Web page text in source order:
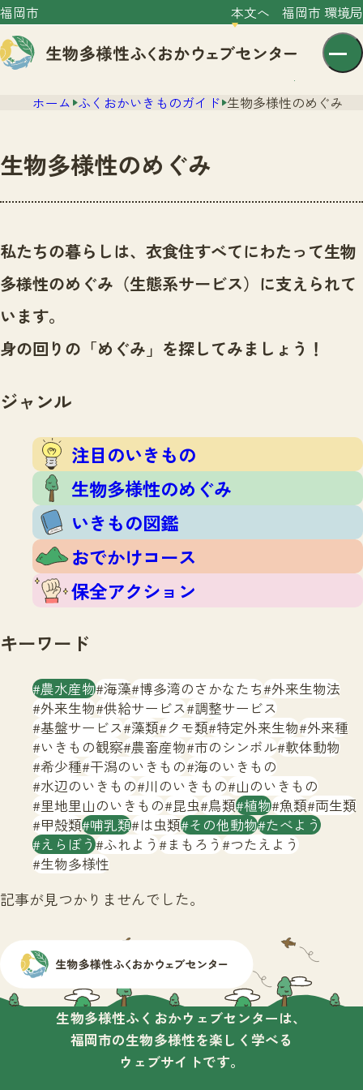
福岡市 本文へ 福岡市 環境局
センター紹介
センター紹介TOP
サイトポリシー
ニュース
いきものガイド
いきものガイドTOP
生物多様性のめぐみ
おでかけコース
保全アクション
イベント
調査レポート
調査レポートTOP
調査結果
ふくおかいきものマップ
マッチング
マッチングTOP
掲載申し込みフォーム
お問合せ
生物多様性ふくおかウェブセンターとは
サイトマップ
ホーム ふくおかいきものガイド 生物多様性のめぐみ
生物多様性のめぐみ
私たちの暮らしは、衣食住すべてにわたって生物
多様性のめぐみ（生態系サービス）に支えられて
います。
身の回りの「めぐみ」を探してみましょう！
ジャンル
注目のいきもの
生物多様性のめぐみ
いきもの図鑑
おでかけコース
保全アクション
キーワード
農水産物 海藻 博多湾のさかなたち 外来生物法
外来生物 供給サービス 調整サービス
基盤サービス 藻類 クモ類 特定外来生物 外来種
いきもの観察 農畜産物 市のシンボル 軟体動物
希少種 干潟のいきもの 海のいきもの
水辺のいきもの 川のいきもの 山のいきもの
里地里山のいきもの 昆虫 鳥類 植物 魚類 両生類
甲殻類 哺乳類 は虫類 その他動物 たべよう
えらぼう ふれよう まもろう つたえよう
生物多様性
記事が見つかりませんでした。
生物多様性ふくおかウェブセンターは、
福岡市の生物多様性を楽しく学べる
ウェブサイトです。